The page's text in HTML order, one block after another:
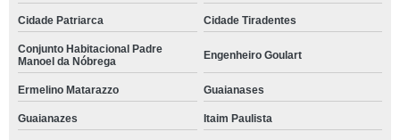
Cidade Patriarca Cidade Tiradentes
Conjunto Habitacional Padre
Manoel da Nóbrega
Engenheiro Goulart
Ermelino Matarazzo Guaianases
Guaianazes Itaim Paulista